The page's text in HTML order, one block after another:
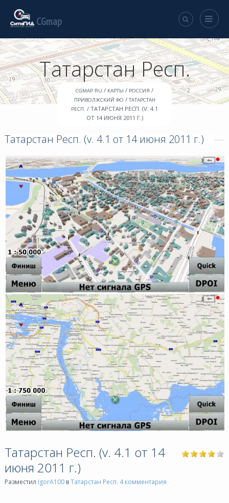
CGmap
Татарстан Респ.
CGMAP.RU / КАРТЫ / РОССИЯ /
ПРИВОЛЖСКИЙ ФО / ТАТАРСТАН
РЕСП. / ТАТАРСТАН РЕСП. (V. 4.1
ОТ 14 ИЮНЯ 2011 Г.)
Татарстан Респ. (v. 4.1 от 14 июня 2011 г.)
Татарстан Респ. (v. 4.1 от 14
июня 2011 г.)
Разместил IgorA100 вТатарстан Респ. 4 комментария